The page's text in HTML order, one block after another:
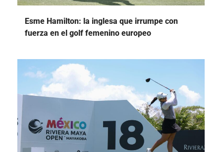
Esme Hamilton: la inglesa que irrumpe con
fuerza en el golf femenino europeo